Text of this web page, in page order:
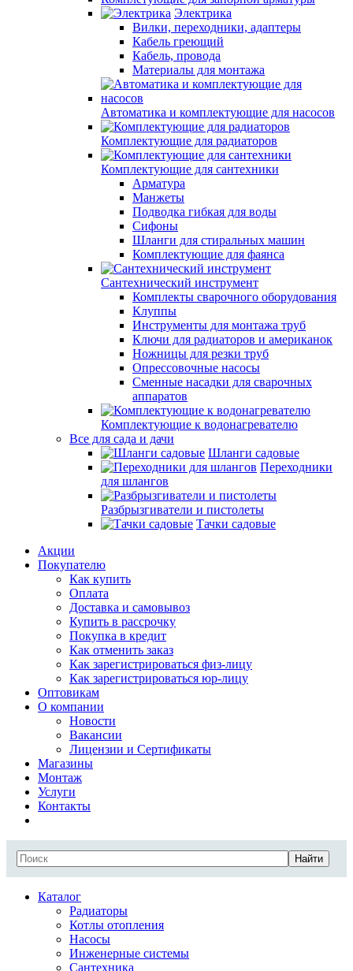
Электрика
Вилки, переходники, адаптеры
Кабель греющий
Кабель, провода
Материалы для монтажа
Автоматика и комплектующие для насосов
Комплектующие для радиаторов
Комплектующие для сантехники
Арматура
Манжеты
Подводка гибкая для воды
Сифоны
Шланги для стиральных машин
Комплектующие для фаянса
Сантехнический инструмент
Комплекты сварочного оборудования
Клуппы
Инструменты для монтажа труб
Ключи для радиаторов и американок
Ножницы для резки труб
Опрессовочные насосы
Сменные насадки для сварочных
аппаратов
Комплектующие к водонагревателю
Все для сада и дачи
Шланги садовые
Переходники
для шлангов
Разбрызгиватели и пистолеты
Тачки садовые
Акции
Покупателю
Как купить
Оплата
Доставка и самовывоз
Купить в рассрочку
Покупка в кредит
Как отменить заказ
Как зарегистрироваться физ-лицу
Как зарегистрироваться юр-лицу
Оптовикам
О компании
Новости
Вакансии
Лицензии и Сертификаты
Магазины
Монтаж
Услуги
Контакты
Найти
Каталог
Радиаторы
Котлы отопления
Насосы
Инженерные системы
Сантехника